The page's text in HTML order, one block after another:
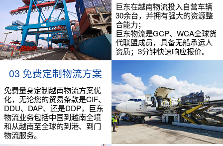
巨东在越南物流投入自营车辆
30余台，并拥有强大的资源整
合能力；
巨东物流是GCP、WCA全球货
代联盟成员，具备无船承运人
资质；3分钟快速响应报价。
03 免费定制物流方案
免费量身定制越南物流方案优
化，无论您的贸易条款是CIF、
DDU、DAP、还是DDP，巨东
物流业务包括中国到越南全境
和从越南至全球的到港、到门
物流服务。